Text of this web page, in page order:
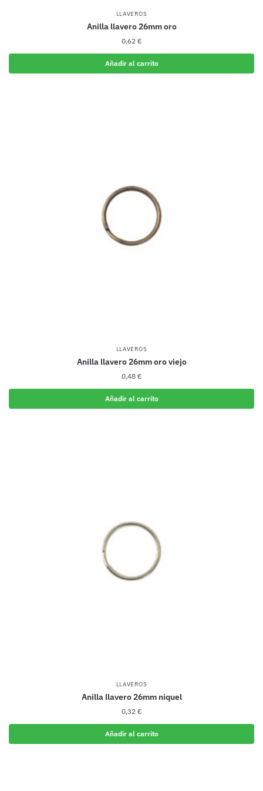
LLAVEROS
Anilla llavero 26mm oro
0,62 €
Añadir al carrito
LLAVEROS
Anilla llavero 26mm oro viejo
0,48 €
Añadir al carrito
LLAVEROS
Anilla llavero 26mm niquel
0,32 €
Añadir al carrito